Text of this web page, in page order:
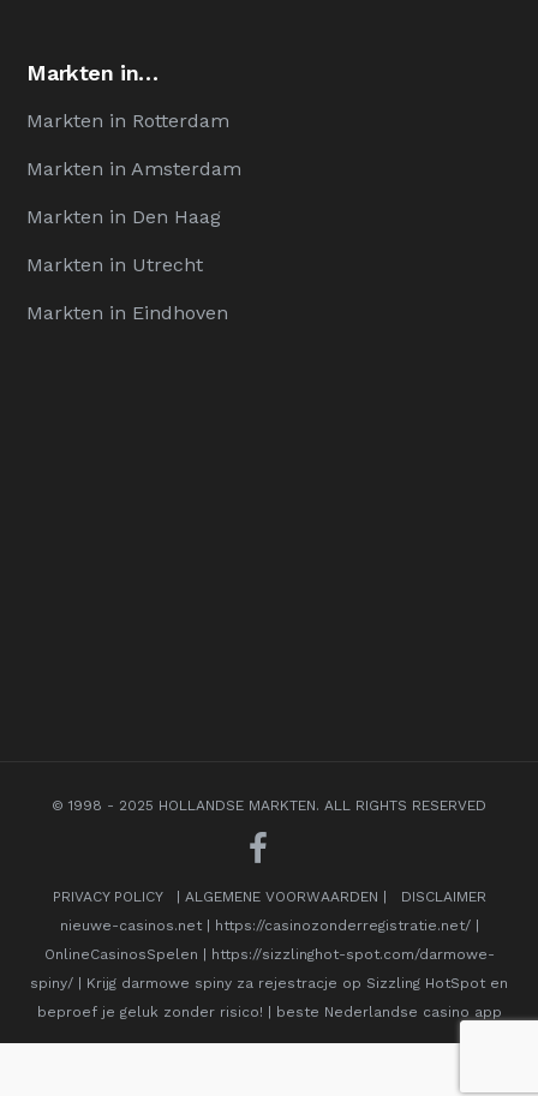
Markten in…
Markten in Rotterdam
Markten in Amsterdam
Markten in Den Haag
Markten in Utrecht
Markten in Eindhoven
© 1998 - 2025 HOLLANDSE MARKTEN. ALL RIGHTS RESERVED
PRIVACY POLICY ALGEMENE VOORWAARDEN
DISCLAIMER
nieuwe-casinos.net| https://casinozonderregistratie.net/|
OnlineCasinosSpelen
https://sizzlinghot-spot.com/darmowe-
spiny/
Krijg darmowe spiny za rejestracje op Sizzling HotSpot en
beproef je geluk zonder risico!
beste Nederlandse casino app